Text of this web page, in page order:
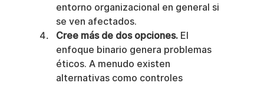
entorno organizacional en general si
se ven afectados.
Cree más de dos opciones. El
enfoque binario genera problemas
éticos. A menudo existen
alternativas como controles